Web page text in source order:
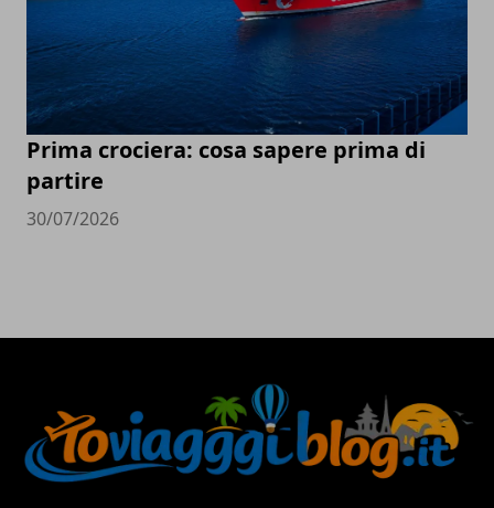
Prima crociera: cosa sapere prima di
partire
30/07/2026